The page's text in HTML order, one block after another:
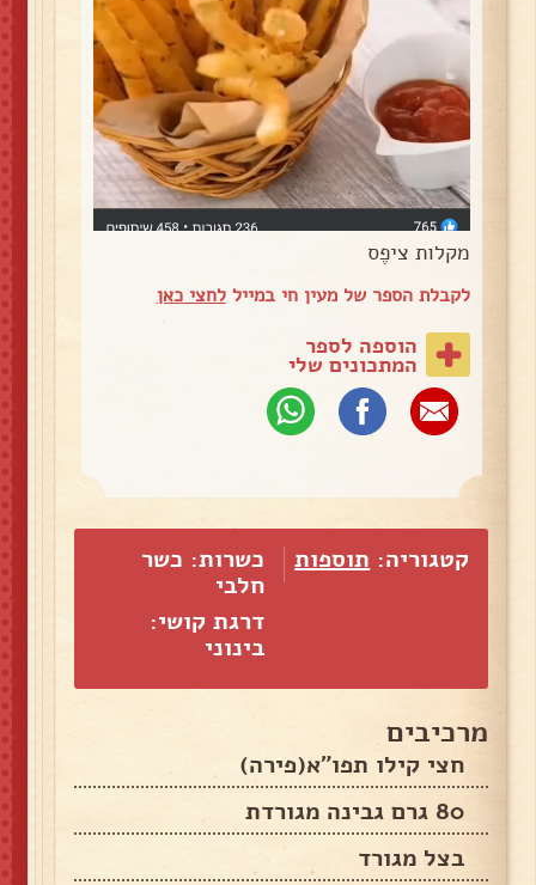
מקלות ציפֶס
לקבלת הספר של מעין חי במייללחצי כאן
הוספה לספר
המתכונים שלי
קטגוריה: תוספות
כשרות: כשר
חלבי
דרגת קושי:
בינוני
מרכיבים
חצי קילו תפו"א(פירה)
80 גרם גבינה מגורדת
בצל מגורד